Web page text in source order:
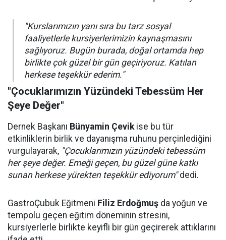
"Kurslarımızın yanı sıra bu tarz sosyal
faaliyetlerle kursiyerlerimizin kaynaşmasını
sağlıyoruz. Bugün burada, doğal ortamda hep
birlikte çok güzel bir gün geçiriyoruz. Katılan
herkese teşekkür ederim."
"Çocuklarımızın Yüzündeki Tebessüm Her
Şeye Değer"
Dernek Başkanı Bünyamin Çevikise bu tür
etkinliklerin birlik ve dayanışma ruhunu perçinlediğini
vurgulayarak, "Çocuklarımızın yüzündeki tebessüm
her şeye değer. Emeği geçen, bu güzel güne katkı
sunan herkese yürekten teşekkür ediyorum"dedi.
GastroÇubuk Eğitmeni Filiz Erdoğmuş da yoğun ve
tempolu geçen eğitim döneminin stresini,
kursiyerlerle birlikte keyifli bir gün geçirerek attıklarını